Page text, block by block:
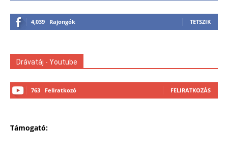
4,039 Rajongók TETSZIK
Drávatáj - Youtube
763 Feliratkozó FELIRATKOZÁS
Támogató: